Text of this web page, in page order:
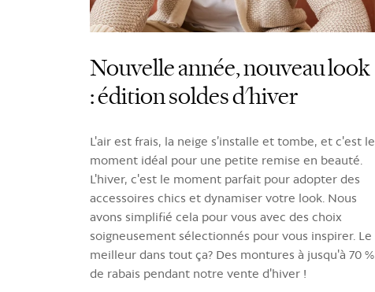
Nouvelle année, nouveau look
: édition soldes d'hiver
L'air est frais, la neige s’installe et tombe, et c'est le
moment idéal pour une petite remise en beauté.
L'hiver, c'est le moment parfait pour adopter des
accessoires chics et dynamiser votre look. Nous
avons simplifié cela pour vous avec des choix
soigneusement sélectionnés pour vous inspirer. Le
meilleur dans tout ça? Des montures à jusqu'à 70 %
de rabais pendant notre vente d'hiver !